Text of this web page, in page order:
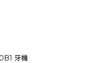
牙機